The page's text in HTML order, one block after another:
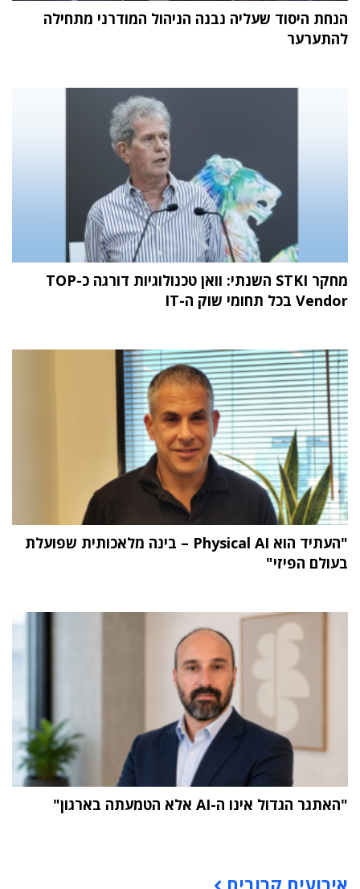
הנחת היסוד שעליה נבנה הניהול המודרני מתחילה
להתערער
מחקר STKI השנתי: וואן טכנולוגיות דורגה כ-TOP
Vendor בכל תחומי שוק ה-IT
"העתיד הוא Physical AI – בינה מלאכותית שפועלת
בעולם הפיזי"
"האתגר הגדול אינו ה-AI אלא הטמעתה בארגון"
אירועים קרובים